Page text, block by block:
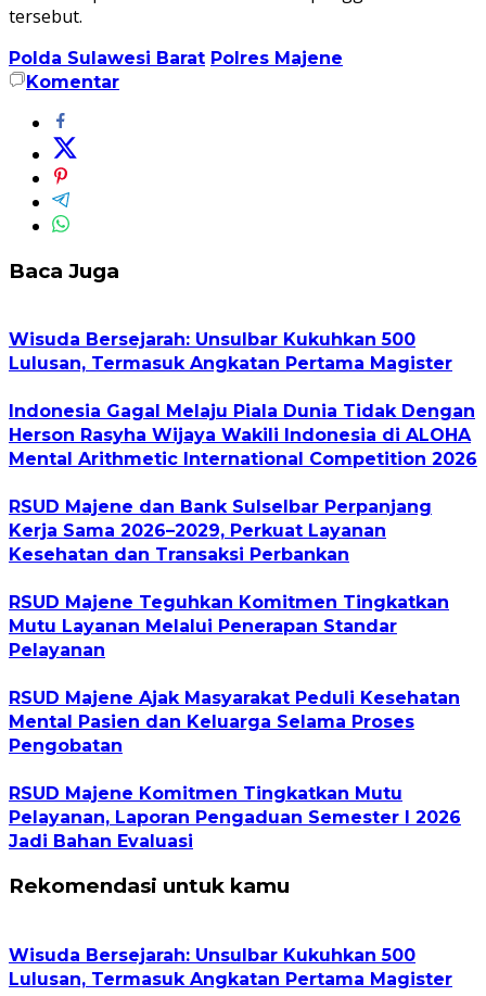
tersebut.
Polda Sulawesi Barat Polres Majene
Komentar
Baca Juga
Wisuda Bersejarah: Unsulbar Kukuhkan 500
Lulusan, Termasuk Angkatan Pertama Magister
Indonesia Gagal Melaju Piala Dunia Tidak Dengan
Herson Rasyha Wijaya Wakili Indonesia di ALOHA
Mental Arithmetic International Competition 2026
RSUD Majene dan Bank Sulselbar Perpanjang
Kerja Sama 2026–2029, Perkuat Layanan
Kesehatan dan Transaksi Perbankan
RSUD Majene Teguhkan Komitmen Tingkatkan
Mutu Layanan Melalui Penerapan Standar
Pelayanan
RSUD Majene Ajak Masyarakat Peduli Kesehatan
Mental Pasien dan Keluarga Selama Proses
Pengobatan
RSUD Majene Komitmen Tingkatkan Mutu
Pelayanan, Laporan Pengaduan Semester I 2026
Jadi Bahan Evaluasi
Rekomendasi untuk kamu
Wisuda Bersejarah: Unsulbar Kukuhkan 500
Lulusan, Termasuk Angkatan Pertama Magister